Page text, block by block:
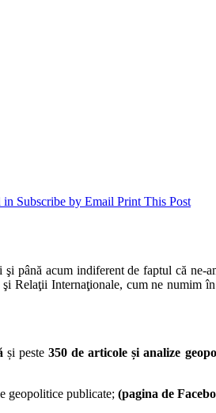
in Subscribe by Email Print This Post
până acum indiferent de faptul că
Relaţii Internaţionale, cum ne numim
și peste 350 de articole și analize
geopolitice publicate; (pagina de